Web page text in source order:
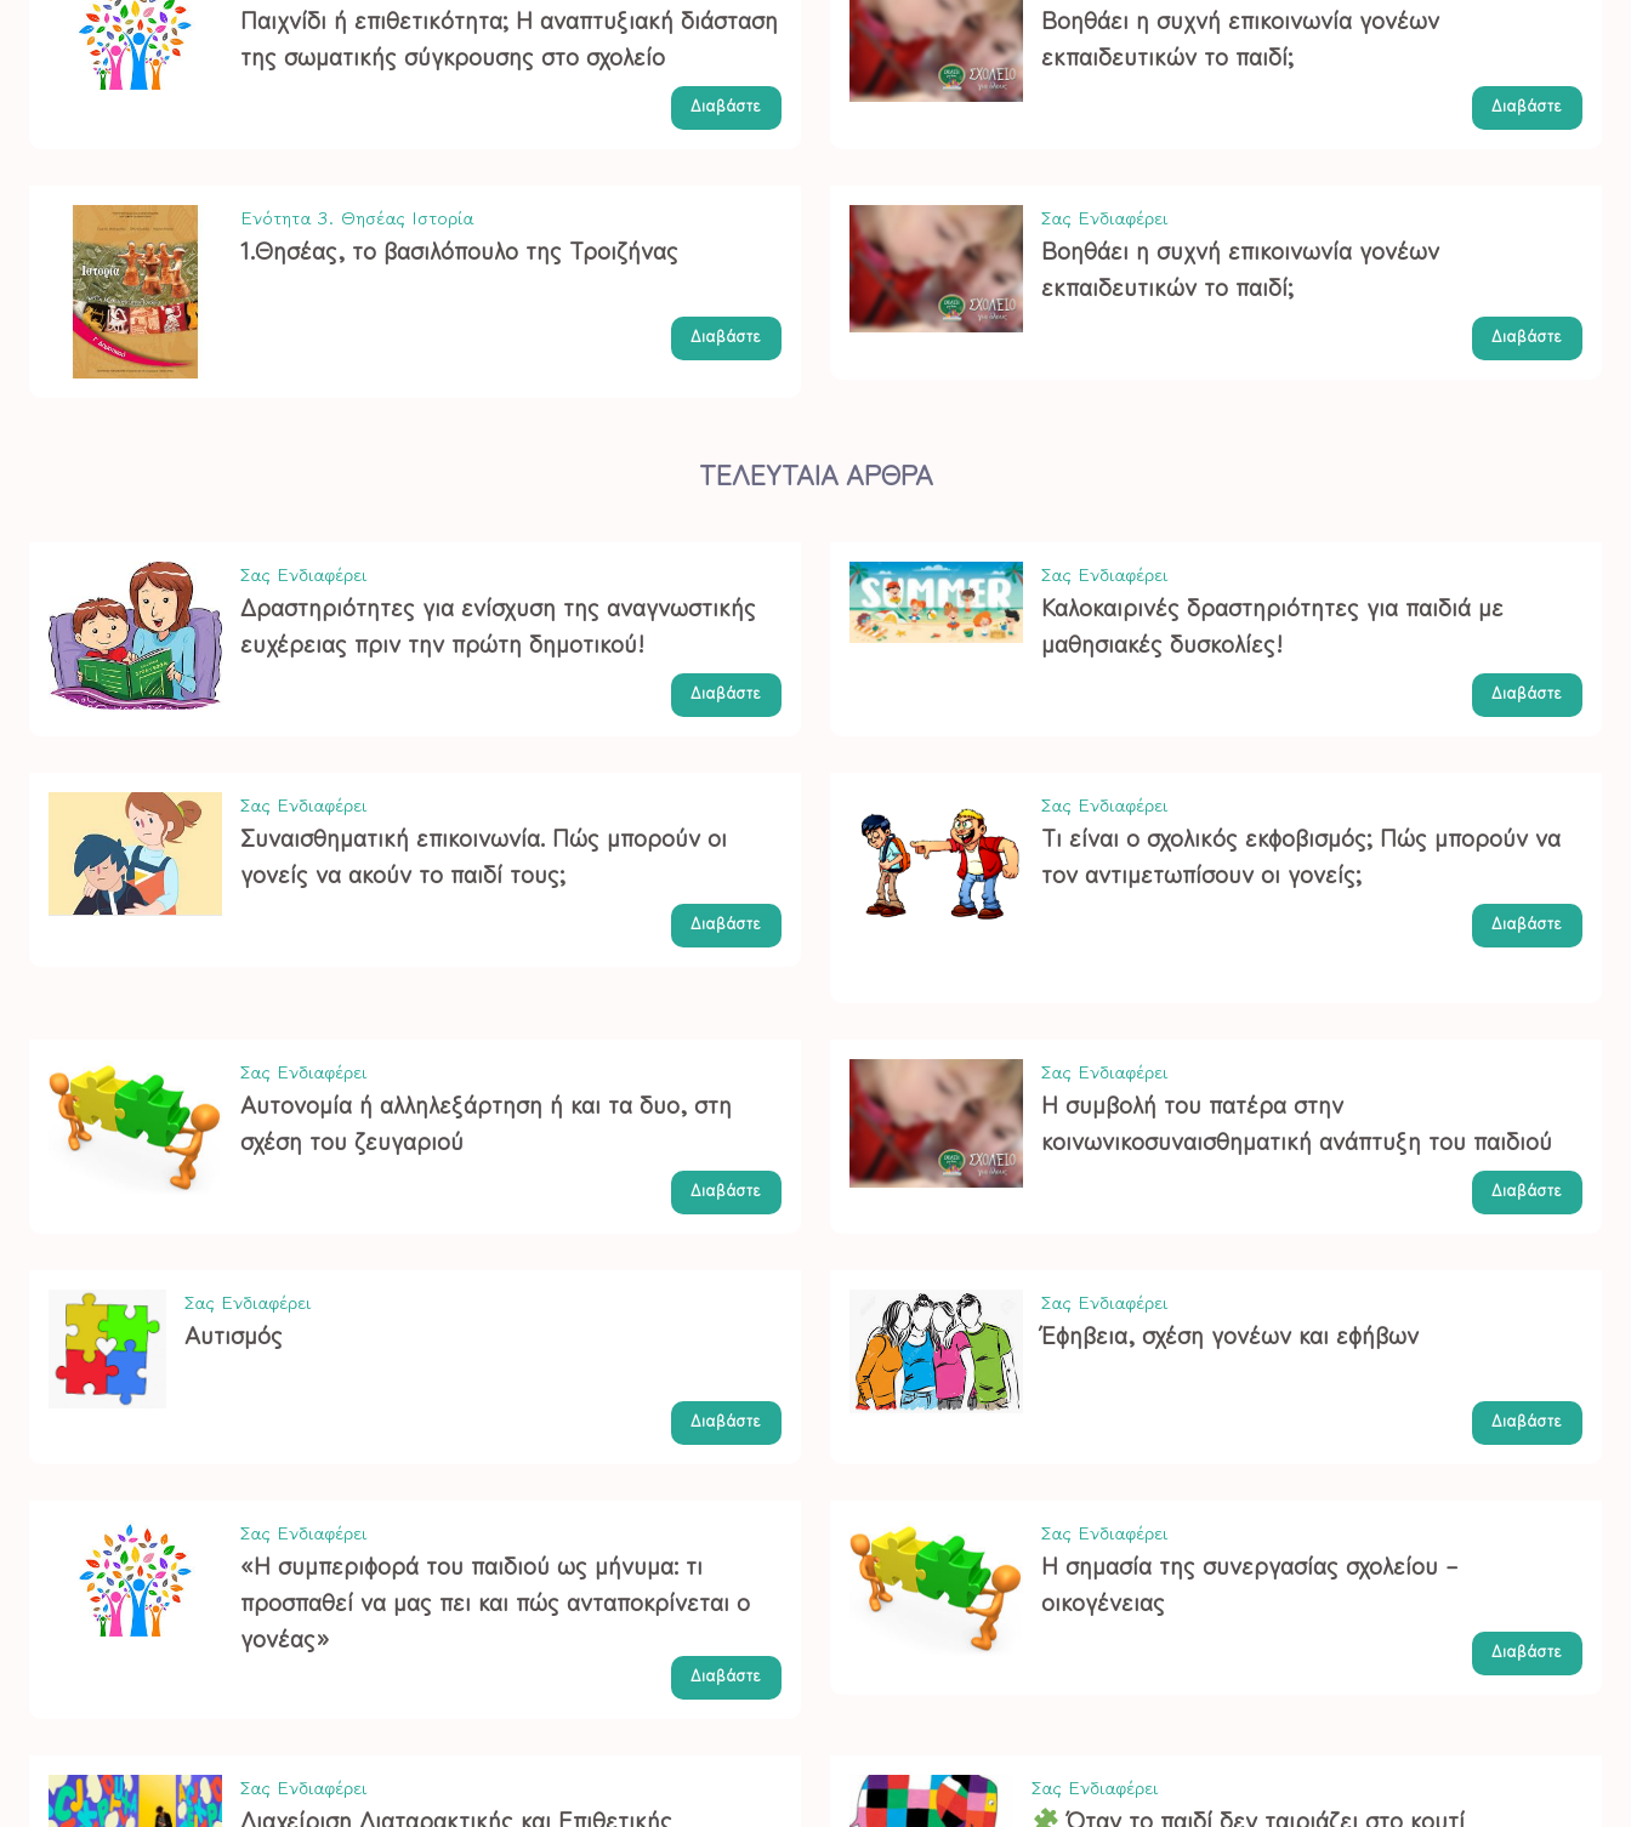
Παιχνίδι ή επιθετικότητα; Η αναπτυξιακή διάσταση
της σωματικής σύγκρουσης στο σχολείο
Διαβάστε
Βοηθάει η συχνή επικοινωνία γονέων
εκπαιδευτικών το παιδί;
Διαβάστε
Ενότητα 3. Θησέας Ιστορία
1.Θησέας, το βασιλόπουλο της Τροιζήνας
Διαβάστε
Σας Ενδιαφέρει
Βοηθάει η συχνή επικοινωνία γονέων
εκπαιδευτικών το παιδί;
Διαβάστε
ΤΕΛΕΥΤΑΙΑ ΑΡΘΡΑ
Σας Ενδιαφέρει
Δραστηριότητες για ενίσχυση της αναγνωστικής
ευχέρειας πριν την πρώτη δημοτικού!
Διαβάστε
Σας Ενδιαφέρει
Καλοκαιρινές δραστηριότητες για παιδιά με
μαθησιακές δυσκολίες!
Διαβάστε
Σας Ενδιαφέρει
Συναισθηματική επικοινωνία. Πώς μπορούν οι
γονείς να ακούν το παιδί τους;
Διαβάστε
Σας Ενδιαφέρει
Τι είναι ο σχολικός εκφοβισμός; Πώς μπορούν να
τον αντιμετωπίσουν οι γονείς;
Διαβάστε
Σας Ενδιαφέρει
Αυτονομία ή αλληλεξάρτηση ή και τα δυο, στη
σχέση του ζευγαριού
Διαβάστε
Σας Ενδιαφέρει
Η συμβολή του πατέρα στην
κοινωνικοσυναισθηματική ανάπτυξη του παιδιού
Διαβάστε
Σας Ενδιαφέρει
Αυτισμός
Διαβάστε
Σας Ενδιαφέρει
Έφηβεια, σχέση γονέων και εφήβων
Διαβάστε
Σας Ενδιαφέρει
«Η συμπεριφορά του παιδιού ως μήνυμα: τι
προσπαθεί να μας πει και πώς ανταποκρίνεται ο
γονέας»
Διαβάστε
Σας Ενδιαφέρει
Η σημασία της συνεργασίας σχολείου –
οικογένειας
Διαβάστε
Σας Ενδιαφέρει
Διαχείριση Διαταρακτικής και Επιθετικής
Σας Ενδιαφέρει
Όταν το παιδί δεν ταιριάζει στο κουτί